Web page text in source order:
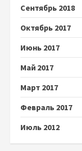
Сентябрь 2018
Октябрь 2017
Июнь 2017
Май 2017
Март 2017
Февраль 2017
Июль 2012